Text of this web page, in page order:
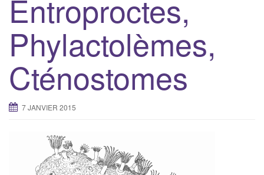
Entroproctes,
Phylactolèmes,
Cténostomes
7 JANVIER 2015